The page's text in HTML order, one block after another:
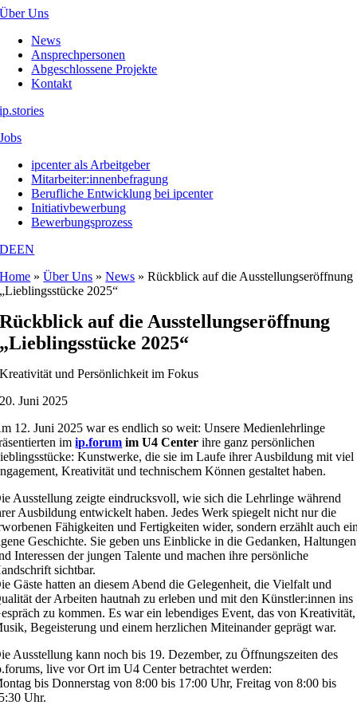
Über Uns
News
Ansprechpersonen
Abgeschlossene Projekte
Kontakt
ip.stories
Jobs
ipcenter als Arbeitgeber
Mitarbeiter:innenbefragung
Berufliche Entwicklung bei ipcenter
Initiativbewerbung
Bewerbungsprozess
DEEN
Home »Über Uns »News »Rückblick auf die Ausstellungseröffnung
„Lieblingsstücke 2025“
Rückblick auf die Ausstellungseröffnung
„Lieblingsstücke 2025“
Kreativität und Persönlichkeit im Fokus
20. Juni 2025
12. Juni 2025 war es endlich so weit: Unsere Medienlehrlinge
imip.forum im U4 Center ihre ganz persönlichen
Kunstwerke, die sie im Laufe ihrer Ausbildung mit viel
Kreativität und technischem Können gestaltet haben.
Ausstellung zeigte eindrucksvoll, wie sich die Lehrlinge während
Ausbildung entwickelt haben. Jedes Werk spiegelt nicht nur die
Fähigkeiten und Fertigkeiten wider, sondern erzählt auch
Geschichte. Sie geben uns Einblicke in die Gedanken, Haltungen
Interessen der jungen Talente und machen ihre persönliche
sichtbar.
Gäste hatten an diesem Abend die Gelegenheit, die Vielfalt und
der Arbeiten hautnah zu erleben und mit den Künstler:innen ins
zu kommen. Es war ein lebendiges Event, das von Kreativität,
Begeisterung und einem herzlichen Miteinander geprägt war.
Ausstellung kann noch bis 19. Dezember, zu Öffnungszeiten des
live vor Ort im U4 Center betrachtet werden:
bis Donnerstag von 8:00 bis 17:00 Uhr, Freitag von 8:00 bis
Uhr.